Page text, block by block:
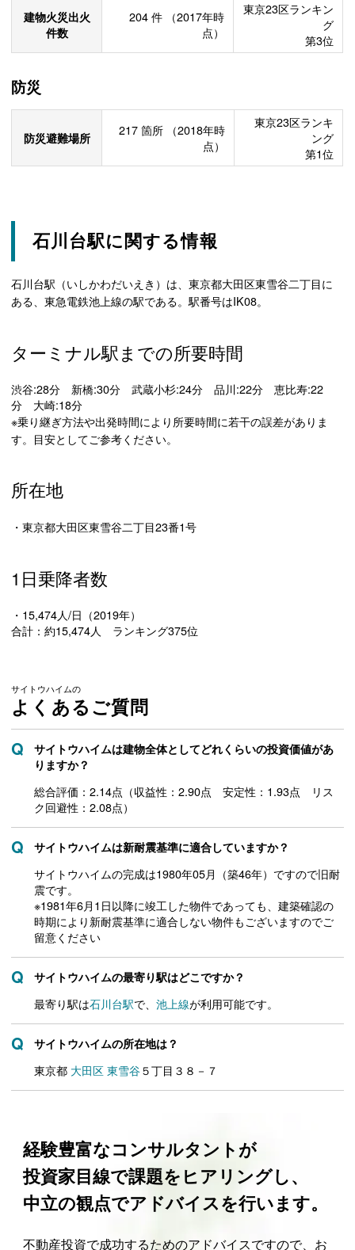
建物火災出火
件数
204 件
（2017年時
点）
東京23区ランキン
グ
第3位
防災
防災避難場所 217 箇所
（2018年時
点）
東京23区ランキ
ング
第1位
石川台駅に関する情報
石川台駅（いしかわだいえき）は、東京都大田区東雪谷二丁目に
ある、東急電鉄池上線の駅である。駅番号はIK08。
ターミナル駅までの所要時間
渋谷:28分 新橋:30分 武蔵小杉:24分 品川:22分 恵比寿:22
分 大崎:18分
※乗り継ぎ方法や出発時間により所要時間に若干の誤差がありま
す。目安としてご参考ください。
所在地
・東京都大田区東雪谷二丁目23番1号
1日乗降者数
・15,474人/日（2019年）
合計：約15,474人 ランキング375位
サイトウハイムの
よくあるご質問
サイトウハイムは建物全体としてどれくらいの投資価値があ
りますか？
総合評価：2.14点（収益性：2.90点 安定性：1.93点 リス
ク回避性：2.08点）
サイトウハイムは新耐震基準に適合していますか？
サイトウハイムの完成は1980年05月（築46年）ですので旧耐
震です。
※1981年6月1日以降に竣工した物件であっても、建築確認の
時期により新耐震基準に適合しない物件もございますのでご
留意ください
サイトウハイムの最寄り駅はどこですか？
最寄り駅は石川台駅で、 池上線が利用可能です。
サイトウハイムの所在地は？
東京都 大田区 東雪谷５丁目３８－７
経験豊富なコンサルタントが
投資家目線で課題をヒアリングし、
中立の観点でアドバイスを行います。
不動産投資で成功するためのアドバイスですので、お